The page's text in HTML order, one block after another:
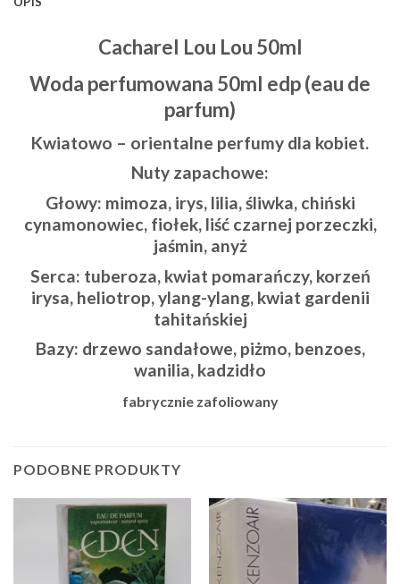
Cacharel Lou Lou 50ml
Woda perfumowana 50ml edp (eau de
parfum)
Kwiatowo – orientalne perfumy dla kobiet.
Nuty zapachowe:
Głowy: mimoza, irys, lilia, śliwka, chiński
cynamonowiec, fiołek, liść czarnej porzeczki,
jaśmin, anyż
Serca: tuberoza, kwiat pomarańczy, korzeń
irysa, heliotrop, ylang-ylang, kwiat gardenii
tahitańskiej
Bazy: drzewo sandałowe, piżmo, benzoes,
wanilia, kadzidło
fabrycznie zafoliowany
PODOBNE PRODUKTY